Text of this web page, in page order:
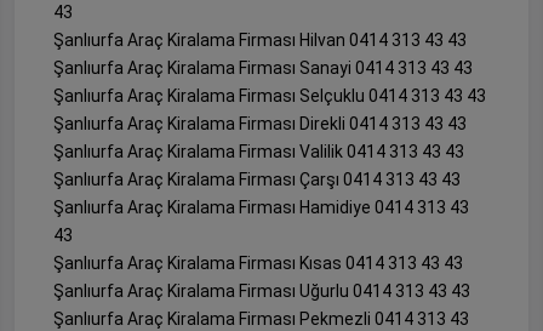
43
Şanlıurfa Araç Kiralama Firması Hilvan 0414 313 43 43
Şanlıurfa Araç Kiralama Firması Sanayi 0414 313 43 43
Şanlıurfa Araç Kiralama Firması Selçuklu 0414 313 43 43
Şanlıurfa Araç Kiralama Firması Direkli 0414 313 43 43
Şanlıurfa Araç Kiralama Firması Valilik 0414 313 43 43
Şanlıurfa Araç Kiralama Firması Çarşı 0414 313 43 43
Şanlıurfa Araç Kiralama Firması Hamidiye 0414 313 43
43
Şanlıurfa Araç Kiralama Firması Kısas 0414 313 43 43
Şanlıurfa Araç Kiralama Firması Uğurlu 0414 313 43 43
Şanlıurfa Araç Kiralama Firması Pekmezli 0414 313 43